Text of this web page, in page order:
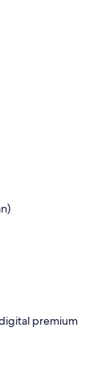
premium